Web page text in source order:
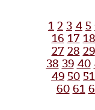
1 2 3 4 5
16 17 18
27 28 29
38 39 40
49 50 51
60 61